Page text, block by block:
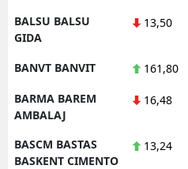
BALSU BALSU
GIDA
13,50
BANVT BANVIT 161,80
BARMA BAREM
AMBALAJ
16,48
BASCM BASTAS
BASKENT CIMENTO
13,24